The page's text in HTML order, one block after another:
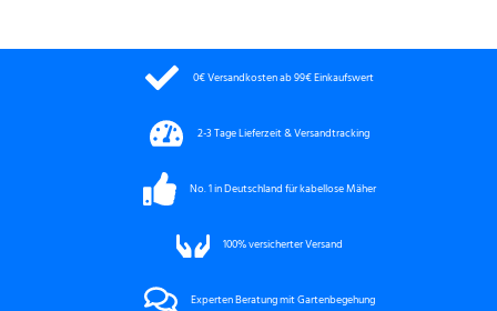
0€ Versandkosten ab 99€ Einkaufswert
2-3 Tage Lieferzeit & Versandtracking
No. 1 in Deutschland für kabellose Mäher
100%versicherter Versand
Experten Beratung mit Gartenbegehung